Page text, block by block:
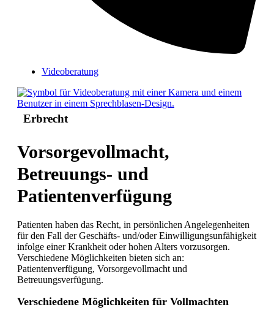
Videoberatung
Erbrecht
Vorsorgevollmacht,
Betreuungs- und
Patientenverfügung
Patienten haben das Recht, in persönlichen Angelegenheiten
für den Fall der Geschäfts- und/oder Einwilligungsunfähigkeit
infolge einer Krankheit oder hohen Alters vorzusorgen.
Verschiedene Möglichkeiten bieten sich an:
Patientenverfügung, Vorsorgevollmacht und
Betreuungsverfügung.
Verschiedene Möglichkeiten für Vollmachten